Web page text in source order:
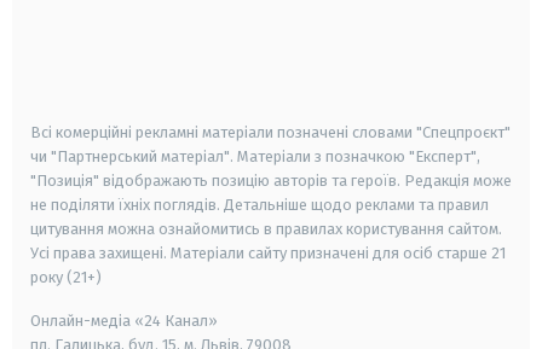
Всі комерційні рекламні матеріали позначені словами "Спецпроєкт"
чи "Партнерський матеріал". Матеріали з позначкою "Експерт",
"Позиція" відображають позицію авторів та героїв. Редакція може
не поділяти їхніх поглядів. Детальніше щодо реклами та правил
цитування можна ознайомитись в правилах користування сайтом.
Усі права захищені. Матеріали сайту призначені для осіб старше 21
року (21+)
Онлайн-медіа «24 Канал»
пл. Галицька, буд. 15, м. Львів, 79008